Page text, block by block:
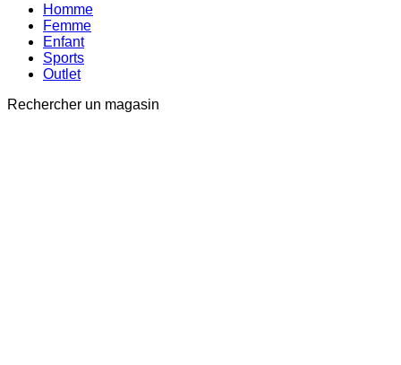
Homme
Femme
Enfant
Sports
Outlet
Rechercher un magasin